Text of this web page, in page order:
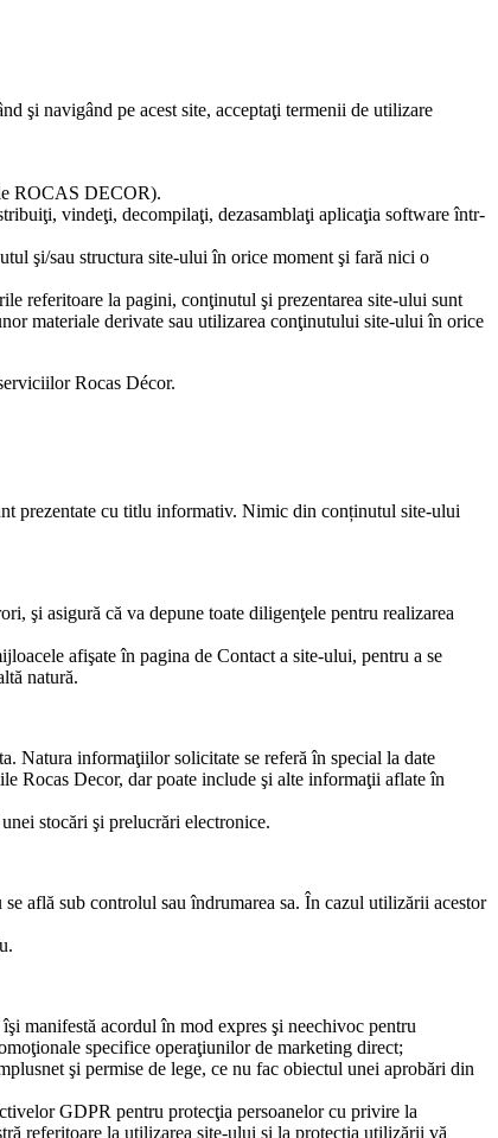
şi navigând pe acest site, acceptaţi termenii de utilizare
ROCAS DECOR).
vindeţi, decompilaţi, dezasamblaţi aplicaţia software într-
şi/sau structura site-ului în orice moment şi fară nici o
referitoare la pagini, conţinutul şi prezentarea site-ului sunt
materiale derivate sau utilizarea conţinutului site-ului în orice
Rocas Décor.
prezentate cu titlu informativ. Nimic din conținutul site-ului
şi asigură că va depune toate diligenţele pentru realizarea
afişate în pagina de Contact a site-ului, pentru a se
natură.
Natura informaţiilor solicitate se referă în special la date
Rocas Decor, dar poate include şi alte informaţii aflate în
stocări şi prelucrări electronice.
află sub controlul sau îndrumarea sa. În cazul utilizării acestor
manifestă acordul în mod expres şi neechivoc pentru
specifice operaţiunilor de marketing direct;
şi permise de lege, ce nu fac obiectul unei aprobări din
GDPR pentru protecţia persoanelor cu privire la
referitoare la utilizarea site-ului şi la protecţia utilizării vă